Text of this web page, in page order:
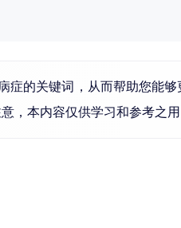
的关键词，从而帮助您能
，本内容仅供学习和参考之